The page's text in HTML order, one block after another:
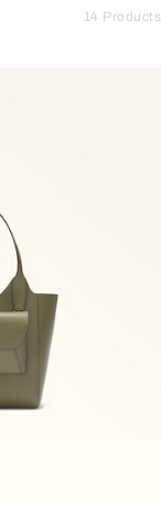
14 Products